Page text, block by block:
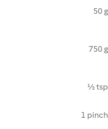
50 g
750 g
½ tsp
1 pinch